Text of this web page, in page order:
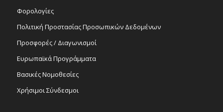
Φορολογίες
Πολιτική Προστασίας Προσωπικών Δεδομένων
Προσφορές / Διαγωνισμοί
Ευρωπαϊκά Προγράμματα
Βασικές Νομοθεσίες
Χρήσιμοι Σύνδεσμοι